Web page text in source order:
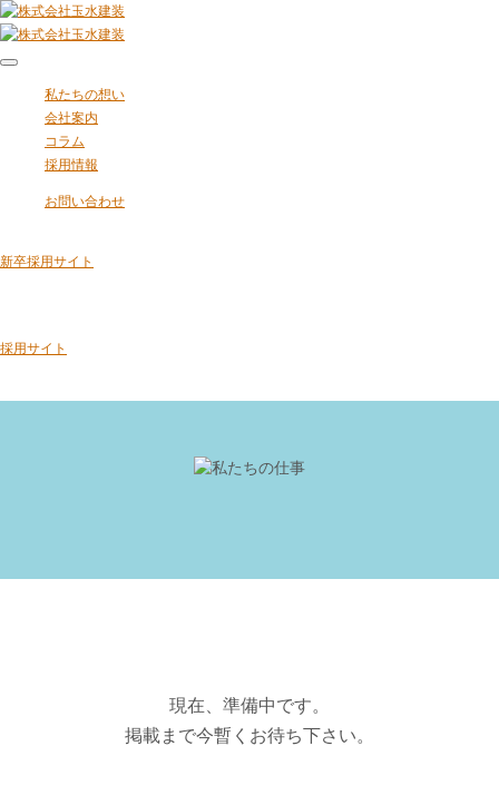
私たちの想い
会社案内
コラム
採用情報
お問い合わせ
新卒採用サイト
採用サイト
現在、準備中です。
掲載まで今暫くお待ち下さい。